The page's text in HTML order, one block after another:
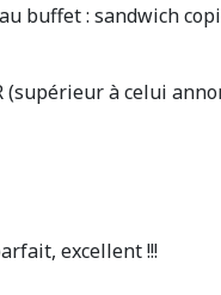
buffet : sandwich
à celui
excellent !!!